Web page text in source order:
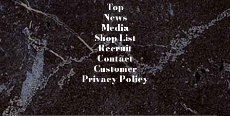
Top
News
Media
Shop List
Recruit
Contact
Customer
Privacy Policy